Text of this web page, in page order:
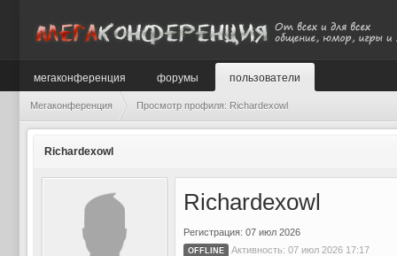
мегаконференция форумы пользователи
Мегаконференция Просмотр профиля: Richardexowl
Richardexowl
Richardexowl
Регистрация: 07 июл 2026
OFFLINE Активность: 07 июл 2026 17:17